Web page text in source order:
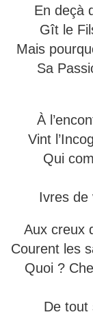
En deçà
Gît le
Mais
Sa
À
Vint
Qui
Ivres de
Aux creux
Courent les
Quoi ?
De tout